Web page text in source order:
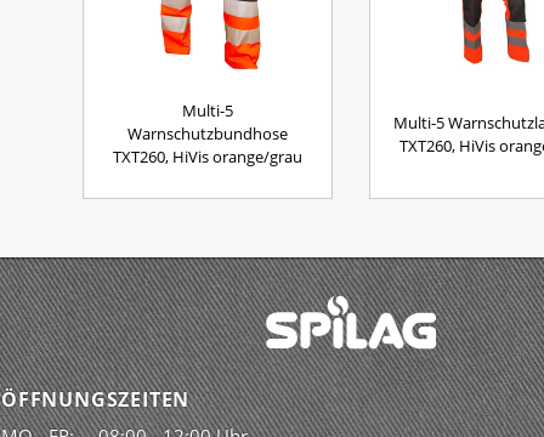
Multi-5
Warnschutzbundhose
TXT260, HiVis orange/grau
Multi-5
TXT260, HiVis
ÖFFNUNGSZEITEN